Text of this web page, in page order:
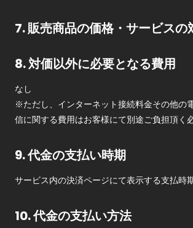
7. 販売商品の価格・サービスの
8. 対価以外に必要となる費用
なし
※ただし、インターネット接続料金その他の
信に関する費用はお客様にて別途ご負担頂く
9. 代金の支払い時期
サービス内の決済ページにて表示する支払時
10. 代金の支払い方法